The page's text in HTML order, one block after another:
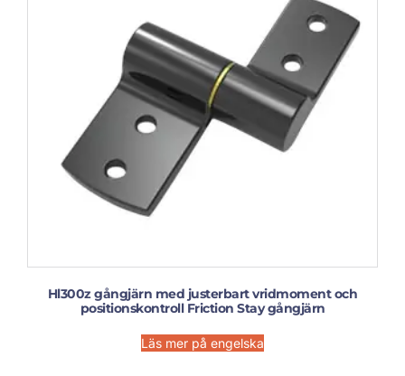
Hl300z gångjärn med justerbart vridmoment och
positionskontroll Friction Stay gångjärn
Läs mer på engelska